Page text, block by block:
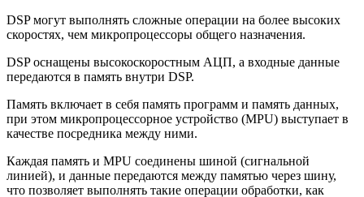
DSP могут выполнять сложные операции на более высоких
скоростях, чем микропроцессоры общего назначения.
DSP оснащены высокоскоростным АЦП, а входные данные
передаются в память внутри DSP.
Память включает в себя память программ и память данных,
при этом микропроцессорное устройство (MPU) выступает в
качестве посредника между ними.
Каждая память и MPU соединены шиной (сигнальной
линией), и данные передаются между памятью через шину,
что позволяет выполнять такие операции обработки, как